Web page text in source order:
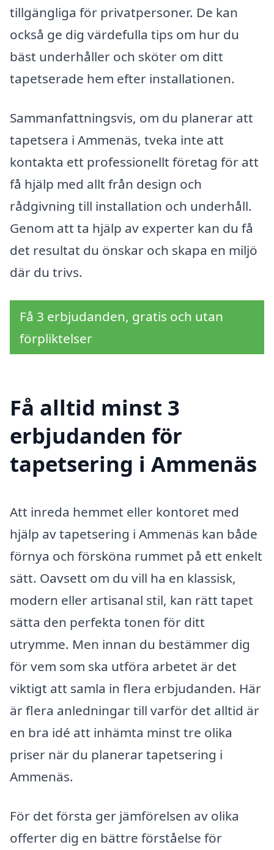
tillgängliga för privatpersoner. De kan
också ge dig värdefulla tips om hur du
bäst underhåller och sköter om ditt
tapetserade hem efter installationen.
Sammanfattningsvis, om du planerar att
tapetsera i Ammenäs, tveka inte att
kontakta ett professionellt företag för att
få hjälp med allt från design och
rådgivning till installation och underhåll.
Genom att ta hjälp av experter kan du få
det resultat du önskar och skapa en miljö
där du trivs.
Få 3 erbjudanden, gratis och utan
förpliktelser
Få alltid minst 3
erbjudanden för
tapetsering i Ammenäs
Att inreda hemmet eller kontoret med
hjälp av tapetsering i Ammenäs kan både
förnya och försköna rummet på ett enkelt
sätt. Oavsett om du vill ha en klassisk,
modern eller artisanal stil, kan rätt tapet
sätta den perfekta tonen för ditt
utrymme. Men innan du bestämmer dig
för vem som ska utföra arbetet är det
viktigt att samla in flera erbjudanden. Här
är flera anledningar till varför det alltid är
en bra idé att inhämta minst tre olika
priser när du planerar tapetsering i
Ammenäs.
För det första ger jämförelsen av olika
offerter dig en bättre förståelse för